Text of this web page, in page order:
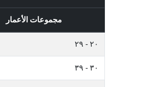
مجموعات الأعمار
٢٠ - ٢٩
٣٠ - ٣٩